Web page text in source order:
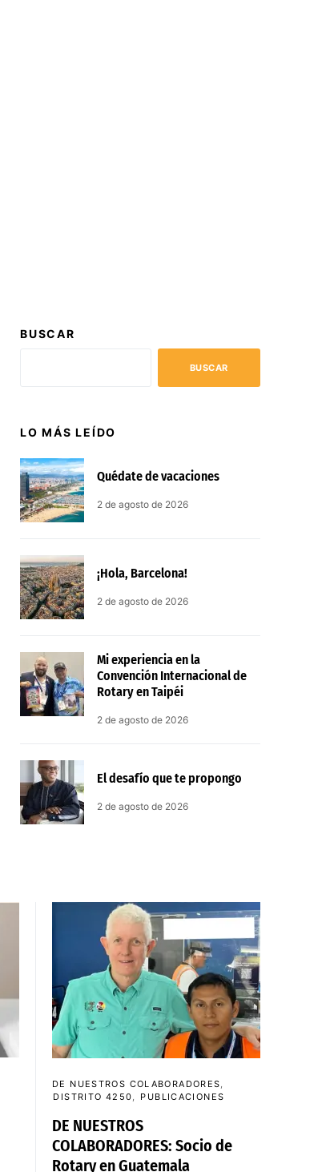
BUSCAR
BUSCAR
LO MÁS LEÍDO
Quédate de vacaciones
2 de agosto de 2026
¡Hola, Barcelona!
2 de agosto de 2026
Mi experiencia en la
Convención Internacional de
Rotary en Taipéi
2 de agosto de 2026
El desafío que te propongo
2 de agosto de 2026
DE NUESTROS COLABORADORES
DISTRITO 4250
PUBLICACIONES
DE NUESTROS
COLABORADORES: Socio de
Rotary en Guatemala